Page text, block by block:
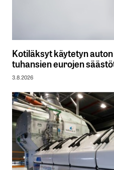
Kotiläksyt käytetyn
tuhansien eurojen
3.8.2026